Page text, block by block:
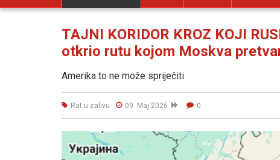
TAJNI KORIDOR KROZ KOJI
otkrio rutu kojom Moskva
Amerika to ne može spriječiti
Rat u zalivu 09. Maj 2026 0